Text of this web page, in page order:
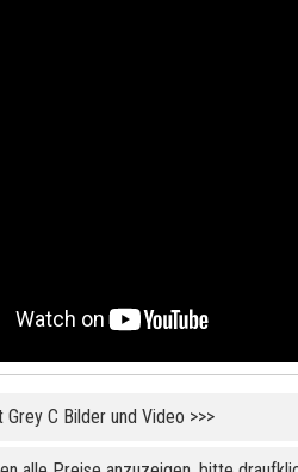
Grey C Bilder und Video >>>